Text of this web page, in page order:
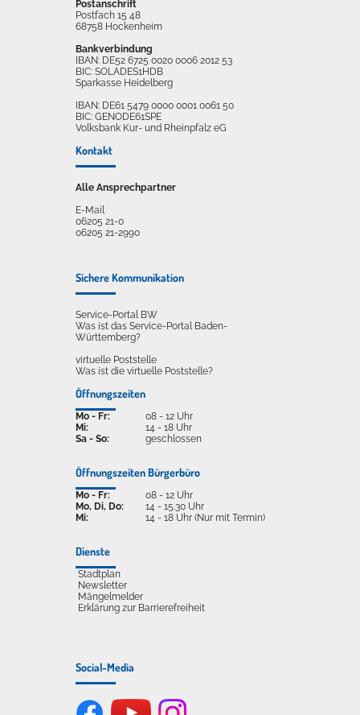
Postanschrift
Postfach 15 48
68758 Hockenheim
Bankverbindung
IBAN: DE52 6725 0020 0006 2012 53
BIC: SOLADES1HDB
Sparkasse Heidelberg
IBAN: DE61 5479 0000 0001 0061 50
BIC: GENODE61SPE
Volksbank Kur- und Rheinpfalz eG
Kontakt
Alle Ansprechpartner
E-Mail
06205 21-0
06205 21-2990
Sichere Kommunikation
Service-Portal BW
Was ist das Service-Portal Baden-
Württemberg?
virtuelle Poststelle
Was ist die virtuelle Poststelle?
Öffnungszeiten
Mo - Fr:
Mi:
Sa - So:
08 - 12 Uhr
14 - 18 Uhr
geschlossen
Öffnungszeiten Bürgerbüro
Mo - Fr:
Mo, Di, Do:
Mi:
08 - 12 Uhr
14 - 15.30 Uhr
14 - 18 Uhr (Nur mit Termin)
Dienste
Stadtplan
Newsletter
Mängelmelder
Erklärung zur Barrierefreiheit
Social-Media